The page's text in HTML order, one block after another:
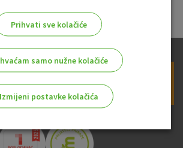
OTP banke
Prihvati sve kolačiće
samo nužne kolačiće
Izmijeni postavke kolačića